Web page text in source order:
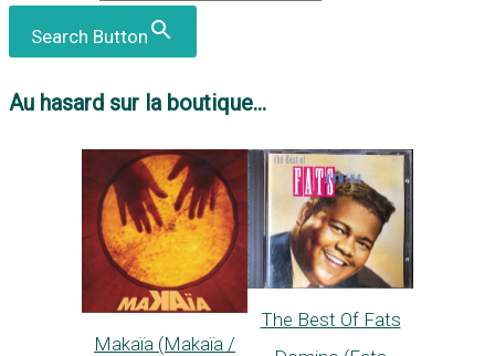
Search Button
Au hasard sur la boutique...
Makaïa (Makaïa /
The Best Of Fats